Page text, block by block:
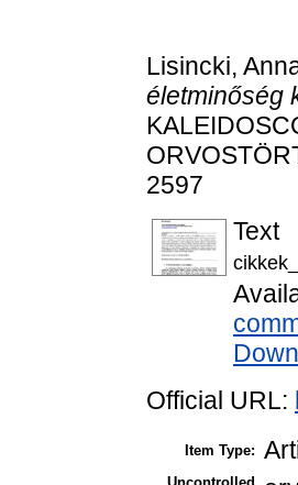
Lisincki,
életminőség
2597
Text
Official URL:
Item Type: